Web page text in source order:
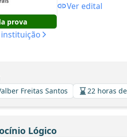
prova
Ver edital
Freitas Santos 22 horas
Lógico